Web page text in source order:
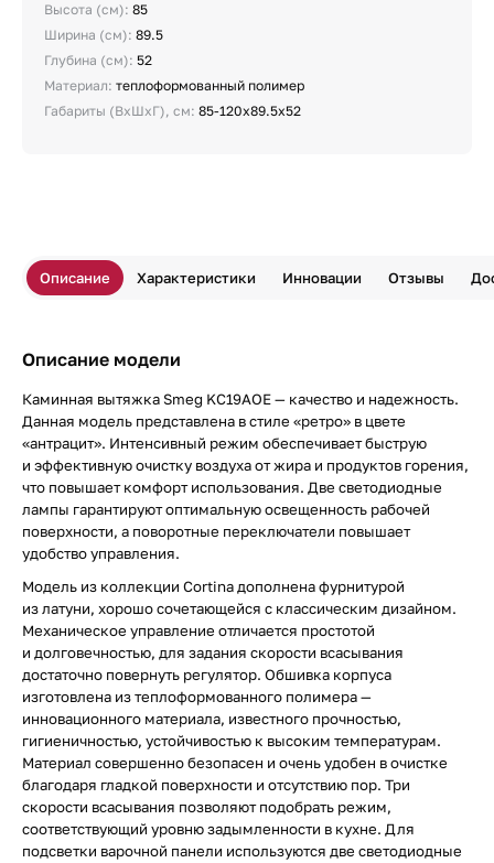
Высота (см): 85
Ширина (см): 89.5
Глубина (см): 52
Материал: теплоформованный полимер
Габариты (ВхШхГ), см: 85-120х89.5х52
Описание Характеристики Инновации Отзывы
Описание модели
Каминная вытяжка Smeg KC19AOE — качество и надежность.
Данная модель представлена в стиле «ретро» в цвете
«антрацит». Интенсивный режим обеспечивает быструю
и эффективную очистку воздуха от жира и продуктов горения,
что повышает комфорт использования. Две светодиодные
лампы гарантируют оптимальную освещенность рабочей
поверхности, а поворотные переключатели повышает
удобство управления.
Модель из коллекции Cortina дополнена фурнитурой
из латуни, хорошо сочетающейся с классическим дизайном.
Механическое управление отличается простотой
и долговечностью, для задания скорости всасывания
достаточно повернуть регулятор. Обшивка корпуса
изготовлена из теплоформованного полимера —
инновационного материала, известного прочностью,
гигиеничностью, устойчивостью к высоким температурам.
Материал совершенно безопасен и очень удобен в очистке
благодаря гладкой поверхности и отсутствию пор. Три
скорости всасывания позволяют подобрать режим,
соответствующий уровню задымленности в кухне. Для
подсветки варочной панели используются две светодиодные